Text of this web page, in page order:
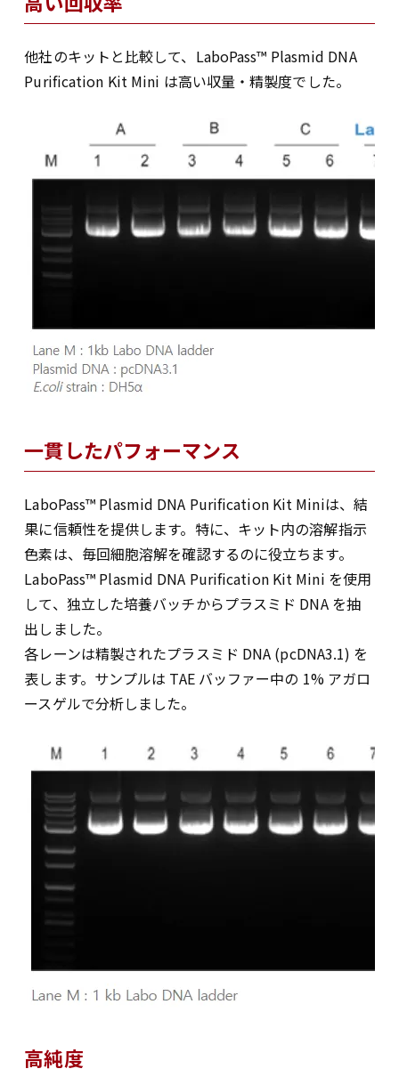
他社のキットと比較して、LaboPass™ Plasmid DNA
Purification Kit Mini は高い収量・精製度でした。
一貫したパフォーマンス
LaboPass™ Plasmid DNA Purification Kit Miniは、結
果に信頼性を提供します。特に、キット内の溶解指示
色素は、毎回細胞溶解を確認するのに役立ちます。
LaboPass™ Plasmid DNA Purification Kit Mini を使用
して、独立した培養バッチからプラスミド DNA を抽
出しました。
各レーンは精製されたプラスミド DNA (pcDNA3.1) を
表します。サンプルは TAE バッファー中の 1% アガロ
ースゲルで分析しました。
高純度